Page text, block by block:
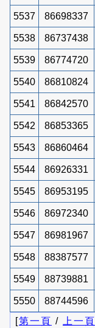
5537 86698337
5538 86737438
5539 86774720
5540 86810824
5541 86842570
5542 86853365
5543 86860464
5544 86926331
5545 86953195
5546 86972340
5547 86981967
5548 88387577
5549 88739881
5550 88744596
[第一頁 / 上一頁